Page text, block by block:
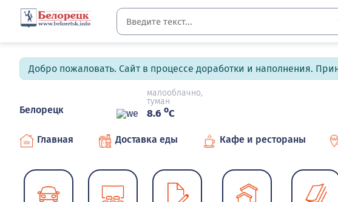
Добро пожаловать. Сайт в процессе доработки и наполнения.
Белорецк
малооблачно,
туман
8.6 oC
Главная Доставка еды Кафе и рестораны